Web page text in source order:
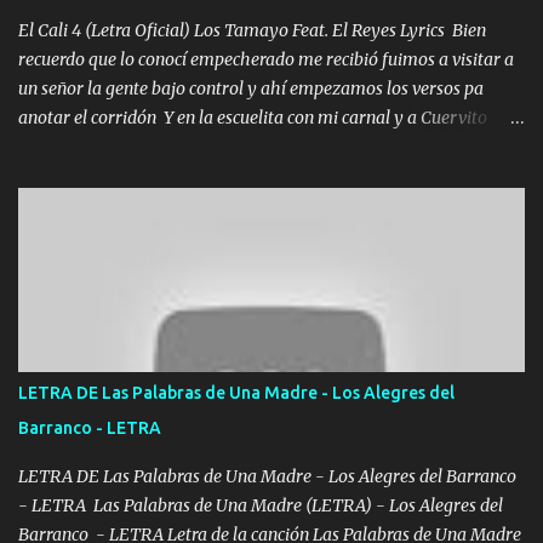
El Cali 4 (Letra Oficial) Los Tamayo Feat. El Reyes Lyrics Bien
recuerdo que lo conocí empecherado me recibió fuimos a visitar a
un señor la gente bajo control y ahí empezamos los versos pa
anotar el corridón Y en la escuelita con mi carnal y a Cuervito
verde se le extraña pa que sepan Aquí Pura GENTE DE LA RANA 🐸
POR CLAVE ES EL CALI 4 EN LA CIUDAD TIJUANA Música Al
tirante andamos mi carnal atento a cualquier necesidad no porque
se ve limpio el camino nos confiamos al andar y nunca con la
misma piedra me vuelvo a tropezar Cuando ando de enamorado
en corto me tiró a per...
LETRA DE Las Palabras de Una Madre - Los Alegres del
Barranco - LETRA
LETRA DE Las Palabras de Una Madre - Los Alegres del Barranco
- LETRA Las Palabras de Una Madre (LETRA) - Los Alegres del
Barranco - LETRA Letra de la canción Las Palabras de Una Madre